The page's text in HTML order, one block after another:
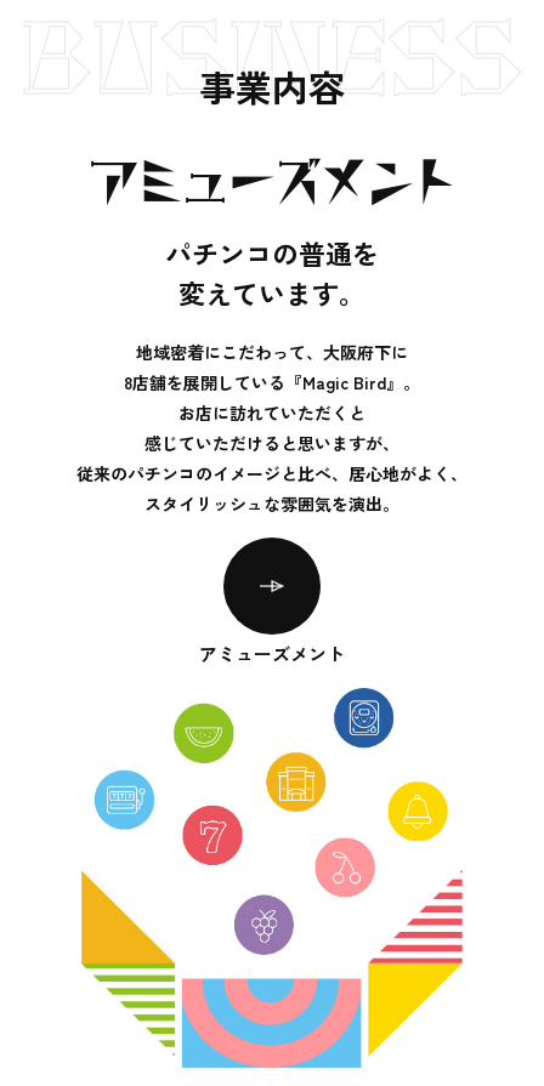
BUSINESS
事業内容
アミューズメント
パチンコの普通を
変えています。
地域密着にこだわって、大阪府下に
8店舗を展開している『Magic Bird』。
お店に訪れていただくと
感じていただけると思いますが、
従来のパチンコのイメージと比べ、居心地がよく、
スタイリッシュな雰囲気を演出。
アミューズメント